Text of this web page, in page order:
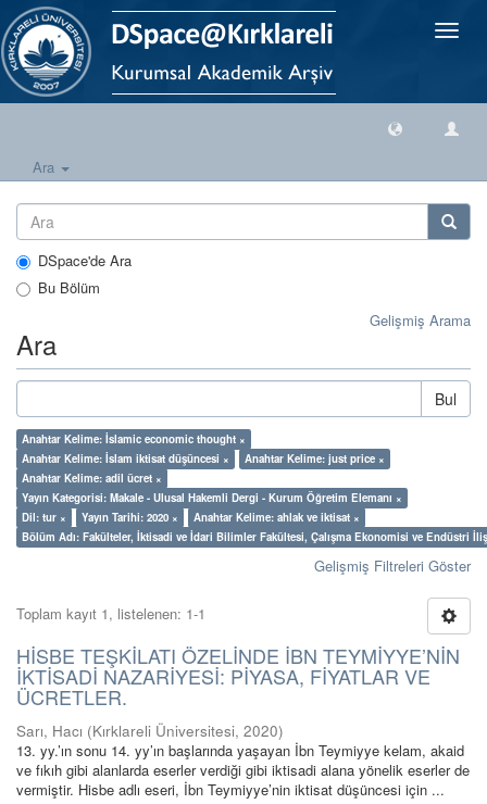
Geçiş
Ara
DSpace'de Ara
Bu Bölüm
Gelişmiş Arama
Ara
Bul
Anahtar Kelime: İslamic economic thought ×
Anahtar Kelime: İslam iktisat düşüncesi ×
Anahtar Kelime: just price ×
Anahtar Kelime: adil ücret ×
Yayın Kategorisi: Makale - Ulusal Hakemli Dergi - Kurum Öğretim Elemanı ×
Dil: tur ×
Yayın Tarihi: 2020 ×
Anahtar Kelime: ahlak ve iktisat ×
Bölüm Adı: Fakülteler, İktisadi ve İdari Bilimler Fakültesi, Çalışma Ekonomisi ve Endüstri
Gelişmiş Filtreleri Göster
Toplam kayıt 1, listelenen: 1-1
HİSBE TEŞKİLATI ÖZELİNDE İBN TEYMİYYE’NİN
İKTİSADİ NAZARİYESİ: PİYASA, FİYATLAR VE
ÜCRETLER.
Sarı, Hacı (Kırklareli Üniversitesi, 2020)
13. yy.’ın sonu 14. yy’ın başlarında yaşayan İbn Teymiyye kelam, akaid
ve fıkıh gibi alanlarda eserler verdiği gibi iktisadi alana yönelik eserler de
vermiştir. Hisbe adlı eseri, İbn Teymiyye’nin iktisat düşüncesi için ...